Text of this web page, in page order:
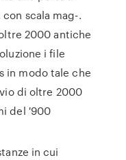
scala mag-.
2000 antiche
i file
in modo tale che
di oltre 2000
del '900
in cui